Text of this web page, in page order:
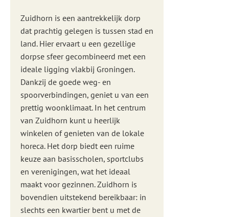
Zuidhorn is een aantrekkelijk dorp
dat prachtig gelegen is tussen stad en
land. Hier ervaart u een gezellige
dorpse sfeer gecombineerd met een
ideale ligging vlakbij Groningen.
Dankzij de goede weg- en
spoorverbindingen, geniet u van een
prettig woonklimaat. In het centrum
van Zuidhorn kunt u heerlijk
winkelen of genieten van de lokale
horeca. Het dorp biedt een ruime
keuze aan basisscholen, sportclubs
en verenigingen, wat het ideaal
maakt voor gezinnen. Zuidhorn is
bovendien uitstekend bereikbaar: in
slechts een kwartier bent u met de